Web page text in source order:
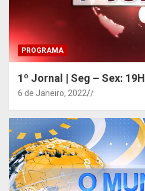
PROGRAMA
1º Jornal | Seg – Sex: 19H
6 de Janeiro, 2022 /